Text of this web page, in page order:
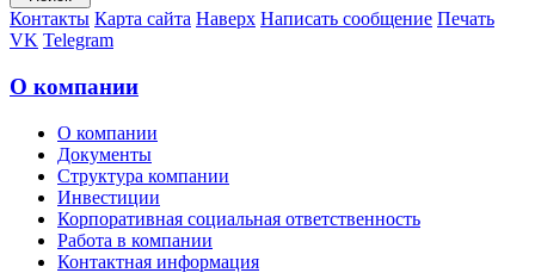
Контакты Карта сайта Наверх Написать сообщение Печать
VK Telegram
О компании
О компании
Документы
Структура компании
Инвестиции
Корпоративная социальная ответственность
Работа в компании
Контактная информация